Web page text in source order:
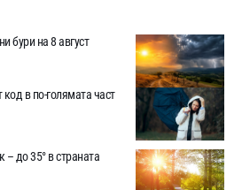
бури на 8 август
в по-голямата част
до 35° в страната